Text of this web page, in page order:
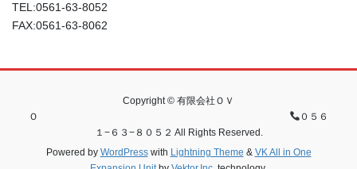
TEL:0561-63-8052
FAX:0561-63-8062
Copyright © 有限会社ＯＶ
Ｏ
０５６
１−６３−８０５２ All Rights Reserved.
Powered by WordPresswith Lightning Theme & VK All in One